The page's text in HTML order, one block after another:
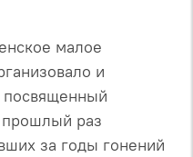
малое
и
посвященный
раз
за годы гонений